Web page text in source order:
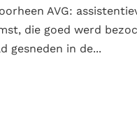
AVG:
die goed werd
gesneden in de...